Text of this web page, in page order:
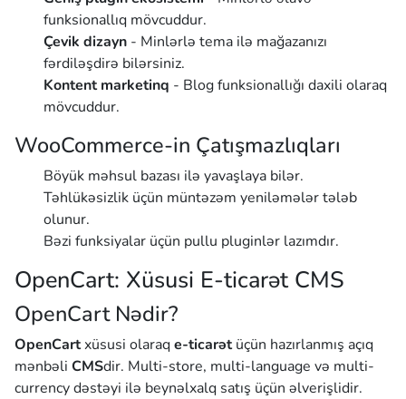
funksionallıq mövcuddur.
Çevik dizayn - Minlərlə tema ilə mağazanızı
fərdiləşdirə bilərsiniz.
Kontent marketinq - Blog funksionallığı daxili olaraq
mövcuddur.
WooCommerce-in Çatışmazlıqları
Böyük məhsul bazası ilə yavaşlaya bilər.
Təhlükəsizlik üçün müntəzəm yeniləmələr tələb
olunur.
Bəzi funksiyalar üçün pullu pluginlər lazımdır.
OpenCart: Xüsusi E-ticarət CMS
OpenCart Nədir?
OpenCartxüsusi olaraqe-ticarətüçün hazırlanmış açıq
mənbəli CMSdir. Multi-store, multi-language və multi-
currency dəstəyi ilə beynəlxalq satış üçün əlverişlidir.